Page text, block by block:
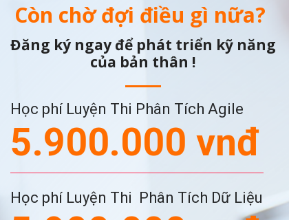
Đăng ký ngay để phát triển kỹ năng
của bản thân !
Còn chờ đợi điều gì nữa?
Học phí Luyện Thi Phân Tích Agile
5.900.000 vnđ
Học phí Luyện Thi Phân Tích Dữ Liệu